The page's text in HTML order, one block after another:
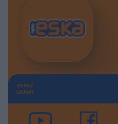
TERAZ
GRAMY